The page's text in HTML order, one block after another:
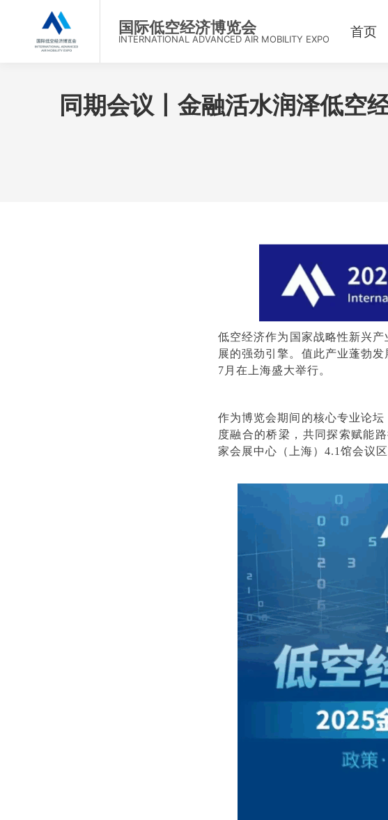
国际低空经济博览会
INTERNATIONAL ADVANCED AIR MOBILITY EXPO 首页
同期会议丨金融活水润泽低空
低空经济作为国家战略性新兴
展的强劲引擎。值此产业蓬勃
7月在上海盛大举行。
作为博览会期间的核心专业论
度融合的桥梁，共同探索赋能
家会展中心（上海）4.1馆会议区
展商